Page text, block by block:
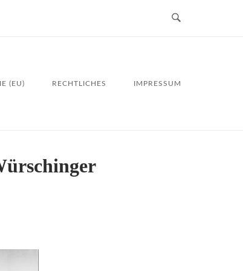
(EU) RECHTLICHES IMPRESSUM